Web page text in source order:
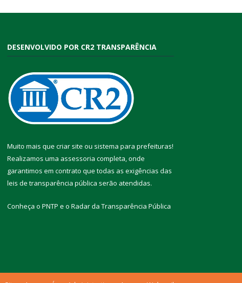
DESENVOLVIDO POR CR2 TRANSPARÊNCIA
Muito mais que criar site ou sistema para prefeituras!
Realizamos uma assessoria completa, onde
garantimos em contrato que todas as exigências das
leis de transparência pública serão atendidas.
Conheça o PNTP e o Radar da Transparência Pública